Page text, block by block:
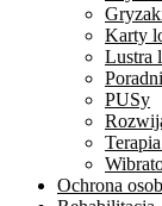
Karty
Lustra
PUSy
Ochrona